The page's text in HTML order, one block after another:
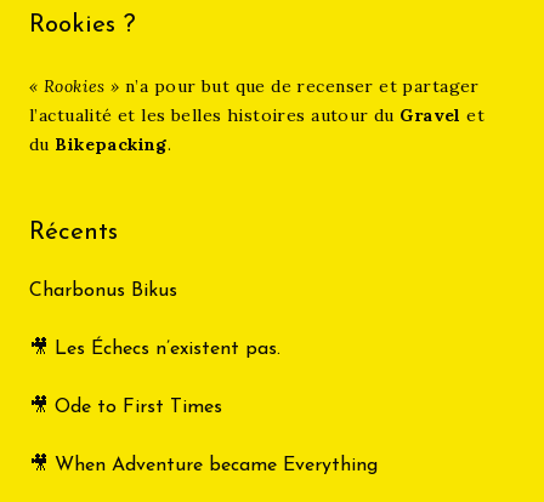
Rookies ?
« Rookies »n’a pour but que de recenser et partager
l’actualité et les belles histoires autour du Gravel et
du Bikepacking.
Récents
Charbonus Bikus
🎥 Les Échecs n’existent pas.
🎥 Ode to First Times
🎥 When Adventure became Everything